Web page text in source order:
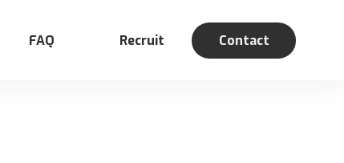
FAQ Recruit Contact